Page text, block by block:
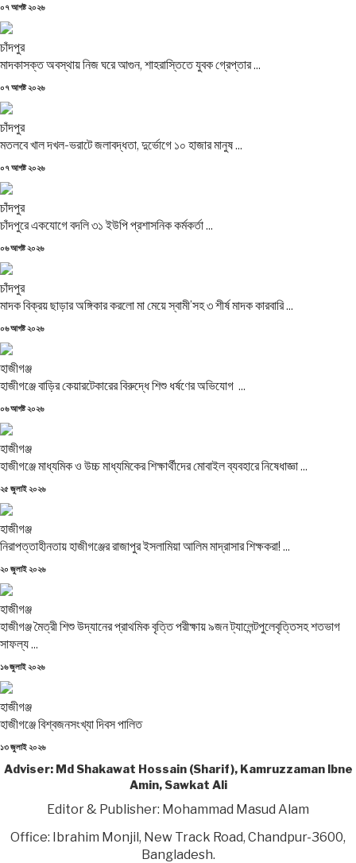
Posted
০৭ আগষ্ট ২০২৬
চাঁদপুর
মাদকাসক্ত অবস্থায় নিজ ঘরে আগুন, শাহরাস্তিতে যুবক গ্রেপ্তার ...
Posted
০৭ আগষ্ট ২০২৬
চাঁদপুর
মতলবে খাল দখল-ভরাটে জলাবদ্ধতা, দুর্ভোগে ১০ হাজার মানুষ ...
Posted
০৭ আগষ্ট ২০২৬
চাঁদপুর
চাঁদপুরে একযোগে বদলি ৩১ ইউপি প্রশাসনিক কর্মকর্তা ...
Posted
০৬ আগষ্ট ২০২৬
চাঁদপুর
মাদক বিক্রয় ছাড়ার অঙ্গিকার করলো মা মেয়ে স্বামী’সহ ৩ শীর্ষ মাদক কারবারি ...
Posted
০৬ আগষ্ট ২০২৬
হাজীগঞ্জ
হাজীগঞ্জে বাড়ির কেয়ারটেকারের বিরুদ্ধে শিশু ধর্ষণের অভিযোগ ...
Posted
০৬ আগষ্ট ২০২৬
হাজীগঞ্জ
হাজীগঞ্জে মাধ্যমিক ও উচ্চ মাধ্যমিকের শিক্ষার্থীদের মোবাইল ব্যবহারে নিষেধাজ্ঞা ...
Posted
২৫ জুলাই ২০২৬
হাজীগঞ্জ
নিরাপত্তাহীনতায় হাজীগঞ্জের রাজাপুর ইসলামিয়া আলিম মাদ্রাসার শিক্ষকরা! ...
Posted
২০ জুলাই ২০২৬
হাজীগঞ্জ
হাজীগঞ্জ মৈত্রী শিশু উদ্যানের প্রাথমিক বৃত্তি পরীক্ষায় ৯জন ট্যালেন্টপুলেবৃত্তিসহ শতভাগ
সাফল্য ...
Posted
১৬ জুলাই ২০২৬
হাজীগঞ্জ
হাজীগঞ্জে বিশ্বজনসংখ্যা দিবস পালিত
Posted
১৩ জুলাই ২০২৬
Adviser: Md Shakawat Hossain (Sharif), Kamruzzaman Ibne
Amin, Sawkat Ali
Editor & Publisher: Mohammad Masud Alam
Office: Ibrahim Monjil, New Track Road, Chandpur-3600,
Bangladesh.